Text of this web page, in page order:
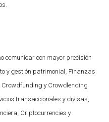
comunicar con mayor precisión
y gestión patrimonial, Finanzas
y Crowdlending
transaccionales y divisas,
Criptocurrencies y